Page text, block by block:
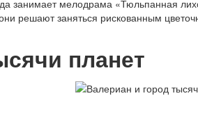
занимает мелодрама «Тюльпанная
решают заняться рискованным
планет